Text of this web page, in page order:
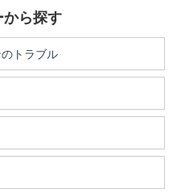
から探す
トラブル